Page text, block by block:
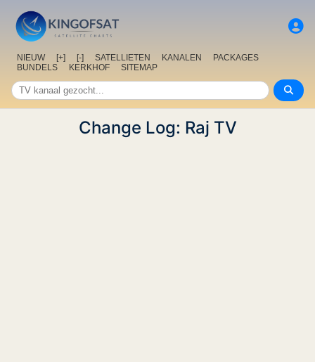
NIEUW [+] [-] SATELLIETEN KANALEN
PACKAGES
BUNDELS
KERKHOF SITEMAP
Change Log: Raj TV